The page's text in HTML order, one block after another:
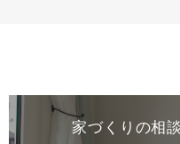
家づくりの相